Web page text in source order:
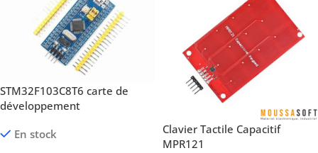
STM32F103C8T6 carte de
développement
En stock
Clavier Tactile Capacitif
MPR121